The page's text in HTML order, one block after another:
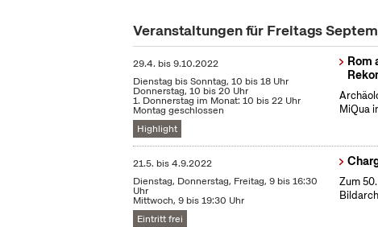
Veranstaltungen für Freitags
29.4. bis9.10.2022
Dienstag bis Sonntag, 10 bis 18 Uhr
Donnerstag, 10 bis 20 Uhr
1. Donnerstag im Monat: 10 bis 22 Uhr
Montag geschlossen
Highlight
Rom
MiQua
21.5. bis4.9.2022
Dienstag, Donnerstag, Freitag, 9 bis 16:30
Uhr
Mittwoch, 9 bis 19:30 Uhr
Eintritt frei
Zum